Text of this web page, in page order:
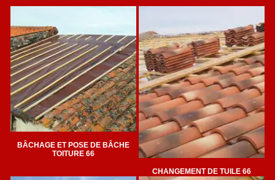
BÂCHAGE ET POSE DE BÂCHE
TOITURE 66
CHANGEMENT DE TUILE 66